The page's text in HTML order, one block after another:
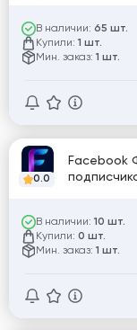
В наличии: 65 шт.
Купили: 1 шт.
Мин. заказ: 1 шт.
0.0
Facebook
В наличии: 10 шт.
Купили: 0 шт.
Мин. заказ: 1 шт.